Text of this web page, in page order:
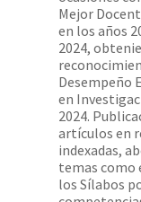
Mejor
en los años
2024,
Desempeño
en
2024.
artículos en
indexadas,
temas como
los Sílabos